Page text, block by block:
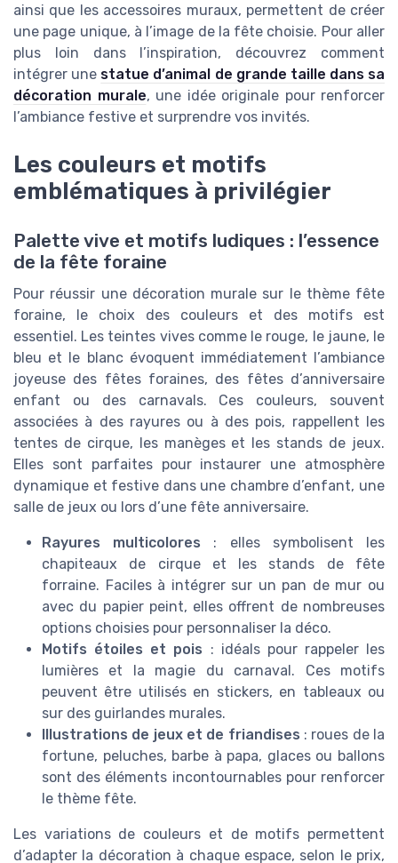
ainsi que les accessoires muraux, permettent de créer
une page unique, à l’image de la fête choisie. Pour aller
plus loin dans l’inspiration, découvrez comment
intégrer une statue d’animal de grande taille dans sa
décoration murale, une idée originale pour renforcer
l’ambiance festive et surprendre vos invités.
Les couleurs et motifs
emblématiques à privilégier
Palette vive et motifs ludiques : l’essence
de la fête foraine
Pour réussir une décoration murale sur le thème fête
foraine, le choix des couleurs et des motifs est
essentiel. Les teintes vives comme le rouge, le jaune, le
bleu et le blanc évoquent immédiatement l’ambiance
joyeuse des fêtes foraines, des fêtes d’anniversaire
enfant ou des carnavals. Ces couleurs, souvent
associées à des rayures ou à des pois, rappellent les
tentes de cirque, les manèges et les stands de jeux.
Elles sont parfaites pour instaurer une atmosphère
dynamique et festive dans une chambre d’enfant, une
salle de jeux ou lors d’une fête anniversaire.
Rayures multicolores : elles symbolisent les
chapiteaux de cirque et les stands de fête
forraine. Faciles à intégrer sur un pan de mur ou
avec du papier peint, elles offrent de nombreuses
options choisies pour personnaliser la déco.
Motifs étoiles et pois : idéals pour rappeler les
lumières et la magie du carnaval. Ces motifs
peuvent être utilisés en stickers, en tableaux ou
sur des guirlandes murales.
Illustrations de jeux et de friandises : roues de la
fortune, peluches, barbe à papa, glaces ou ballons
sont des éléments incontournables pour renforcer
le thème fête.
Les variations de couleurs et de motifs permettent
d’adapter la décoration à chaque espace, selon le prix,